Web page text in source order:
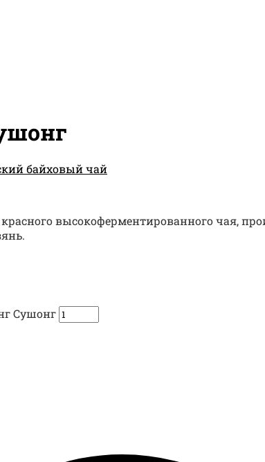
байховый чай
высокоферментированного чая,
Сушонг